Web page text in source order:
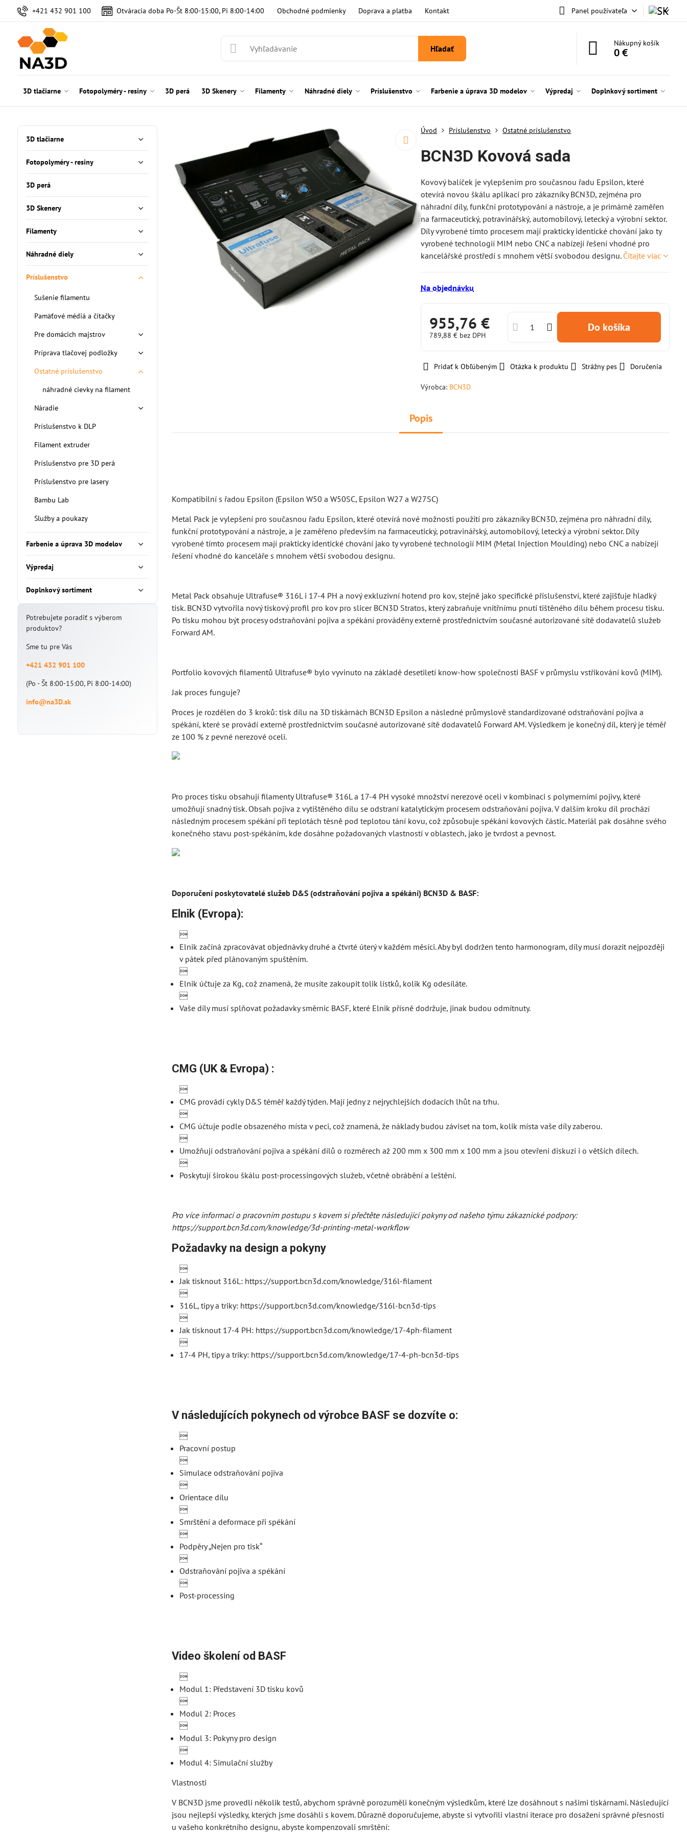
+421 432 901 100 Otváracia doba Po-Št 8:00-15:00, Pi 8:00-14:00 Obchodné podmienky Doprava a platba Kontakt Panel používateľa
Hľadať
Nákupný košík
0 €
3D tlačiarne Fotopolyméry - resiny 3D perá 3D Skenery Filamenty Náhradné diely Príslušenstvo Farbenie a úprava 3D modelov Výpredaj Doplnkový sortiment
Úvod Príslušenstvo Ostatné príslušenstvo
BCN3D Kovová sada
Kovový balíček je vylepšením pro současnou řadu Epsilon, které
otevírá novou škálu aplikací pro zákazníky BCN3D, zejména pro
náhradní díly, funkční prototypování a nástroje, a je primárně zaměřen
na farmaceutický, potravinářský, automobilový, letecký a výrobní sektor.
Díly vyrobené tímto procesem mají prakticky identické chování jako ty
vyrobené technologií MIM nebo CNC a nabízejí řešení vhodné pro
kancelářské prostředí s mnohem větší svobodou designu. Čítajte viac
Na objednávku
955,76 €
789,88 € bez DPH
Do košíka
Pridať k Obľúbeným Otázka k produktu Strážny pes Doručenia
Výrobca: BCN3D
Popis
Kompatibilní s řadou Epsilon (Epsilon W50 a W50SC, Epsilon W27 a W27SC)
Metal Pack je vylepšení pro současnou řadu Epsilon, které otevírá nové možnosti použití pro zákazníky BCN3D, zejména pro náhradní díly,
funkční prototypování a nástroje, a je zaměřeno především na farmaceutický, potravinářský, automobilový, letecký a výrobní sektor. Díly
vyrobené tímto procesem mají prakticky identické chování jako ty vyrobené technologií MIM (Metal Injection Moulding) nebo CNC a nabízejí
řešení vhodné do kanceláře s mnohem větší svobodou designu.
Metal Pack obsahuje Ultrafuse® 316L i 17-4 PH a nový exkluzivní hotend pro kov, stejně jako specifické příslušenství, které zajišťuje hladký
tisk. BCN3D vytvořila nový tiskový profil pro kov pro slicer BCN3D Stratos, který zabraňuje vnitřnímu pnutí tištěného dílu během procesu tisku.
Po tisku mohou být procesy odstraňování pojiva a spékání prováděny externě prostřednictvím současné autorizované sítě dodavatelů služeb
Forward AM.
Portfolio kovových filamentů Ultrafuse® bylo vyvinuto na základě desetiletí know-how společnosti BASF v průmyslu vstřikování kovů (MIM).
Jak proces funguje?
Proces je rozdělen do 3 kroků: tisk dílu na 3D tiskárnách BCN3D Epsilon a následné průmyslově standardizované odstraňování pojiva a
spékání, které se provádí externě prostřednictvím současné autorizované sítě dodavatelů Forward AM. Výsledkem je konečný díl, který je téměř
ze 100 % z pevné nerezové oceli.
Pro proces tisku obsahují filamenty Ultrafuse® 316L a 17-4 PH vysoké množství nerezové oceli v kombinaci s polymerními pojivy, které
umožňují snadný tisk. Obsah pojiva z vytištěného dílu se odstraní katalytickým procesem odstraňování pojiva. V dalším kroku díl prochází
následným procesem spékání při teplotách těsně pod teplotou tání kovu, což způsobuje spékání kovových částic. Materiál pak dosáhne svého
konečného stavu post-spékáním, kde dosáhne požadovaných vlastností v oblastech, jako je tvrdost a pevnost.
Doporučení poskytovatelé služeb D&S (odstraňování pojiva a spékání) BCN3D & BASF:
Elnik (Evropa):

Elnik začíná zpracovávat objednávky druhé a čtvrté úterý v každém měsíci. Aby byl dodržen tento harmonogram, díly musí dorazit nejpozději
v pátek před plánovaným spuštěním.

Elnik účtuje za Kg, což znamená, že musíte zakoupit tolik lístků, kolik Kg odesíláte.

Vaše díly musí splňovat požadavky směrnic BASF, které Elnik přísně dodržuje, jinak budou odmítnuty.
CMG (UK & Evropa) :

CMG provádí cykly D&S téměř každý týden. Mají jedny z nejrychlejších dodacích lhůt na trhu.

CMG účtuje podle obsazeného místa v peci, což znamená, že náklady budou záviset na tom, kolik místa vaše díly zaberou.

Umožňují odstraňování pojiva a spékání dílů o rozměrech až 200 mm x 300 mm x 100 mm a jsou otevřeni diskuzi i o větších dílech.

Poskytují širokou škálu post-processingových služeb, včetně obrábění a leštění.
Pro více informací o pracovním postupu s kovem si přečtěte následující pokyny od našeho týmu zákaznické podpory:
https://support.bcn3d.com/knowledge/3d-printing-metal-workflow
Požadavky na design a pokyny

Jak tisknout 316L: https://support.bcn3d.com/knowledge/316l-filament

316L, tipy a triky: https://support.bcn3d.com/knowledge/316l-bcn3d-tips

Jak tisknout 17-4 PH: https://support.bcn3d.com/knowledge/17-4ph-filament

17-4 PH, tipy a triky: https://support.bcn3d.com/knowledge/17-4-ph-bcn3d-tips
V následujících pokynech od výrobce BASF se dozvíte o:

Pracovní postup

Simulace odstraňování pojiva

Orientace dílu

Smrštění a deformace při spékání

Podpěry „Nejen pro tisk“

Odstraňování pojiva a spékání

Post-processing
Video školení od BASF

Modul 1: Představení 3D tisku kovů

Modul 2: Proces

Modul 3: Pokyny pro design

Modul 4: Simulační služby
Vlastnosti
V BCN3D jsme provedli několik testů, abychom správně porozuměli konečným výsledkům, které lze dosáhnout s našimi tiskárnami. Následující
jsou nejlepší výsledky, kterých jsme dosáhli s kovem. Důrazně doporučujeme, abyste si vytvořili vlastní iterace pro dosažení správné přesnosti
u vašeho konkrétního designu, abyste kompenzovali smrštění:
3D tlačiarne
Fotopolyméry - resiny
3D perá
3D Skenery
Filamenty
Náhradné diely
Príslušenstvo
Sušenie filamentu
Pamäťové médiá a čítačky
Pre domácich majstrov
Príprava tlačovej podložky
Ostatné príslušenstvo
náhradné cievky na filament
Náradie
Príslušenstvo k DLP
Filament extruder
Príslušenstvo pre 3D perá
Príslušenstvo pre lasery
Bambu Lab
Služby a poukazy
Farbenie a úprava 3D modelov
Výpredaj
Doplnkový sortiment
Potrebujete poradiť s výberom
produktov?
Sme tu pre Vás
+421 432 901 100
(Po - Št 8:00-15:00, Pi 8:00-14:00)
info@na3D.sk